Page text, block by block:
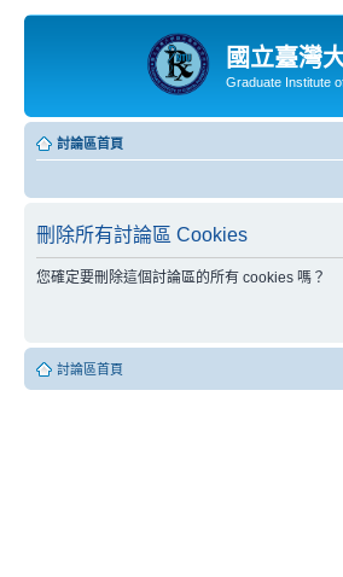
國立臺灣
Graduate Institute
討論區首頁
刪除所有討論區 Cookies
您確定要刪除這個討論區的所有 cookies 嗎？
討論區首頁